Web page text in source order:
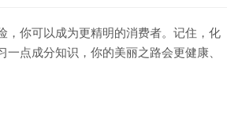
，你可以成为更精明的消费者。记住，化
点成分知识，你的美丽之路会更健康、